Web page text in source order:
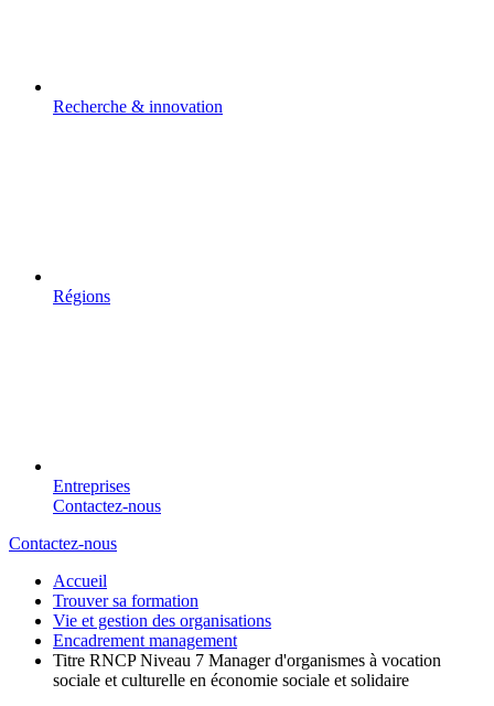
Recherche & innovation
Régions
Entreprises
Contactez-nous
Contactez-nous
Accueil
Trouver sa formation
Vie et gestion des organisations
Encadrement management
Titre RNCP Niveau 7 Manager d'organismes à vocation
sociale et culturelle en économie sociale et solidaire